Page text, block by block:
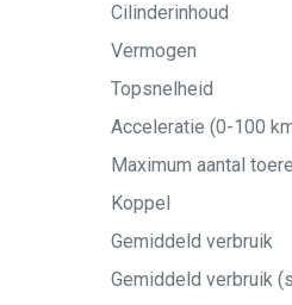
Cilinderinhoud
Vermogen
Topsnelheid
Acceleratie (0-100
Maximum aantal
Koppel
Gemiddeld verbruik
Gemiddeld verbruik